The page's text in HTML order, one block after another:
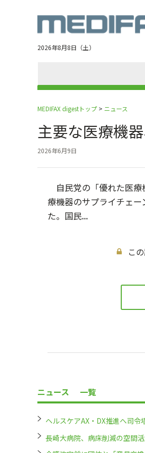
navigation
2026年8月8日（土）
MEDIFAX digestトップ > ニュース
主要な医療機
2026年6月9日
自民党の「優れた医療
療機器のサプライチェ
た。国民...
こ
ニュース 一覧
ヘルスケアAX・DX推進へ
長崎大病院、病床削減の空